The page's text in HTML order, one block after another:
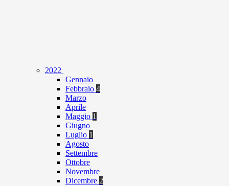
2022
Gennaio
Febbraio 4
Marzo
Aprile
Maggio 1
Giugno
Luglio 1
Agosto
Settembre
Ottobre
Novembre
Dicembre 2